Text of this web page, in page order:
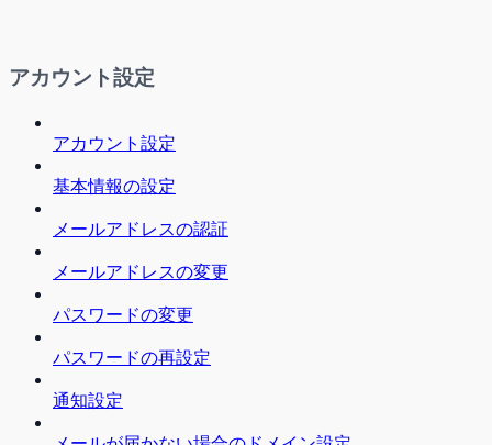
アカウント設定
アカウント設定
基本情報の設定
メールアドレスの認証
メールアドレスの変更
パスワードの変更
パスワードの再設定
通知設定